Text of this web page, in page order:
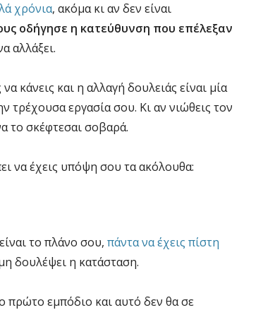
χρόνια, ακόμα κι αν δεν είναι
οδήγησε η κατεύθυνση που επέλεξαν
αλλάξει.
κάνεις και η αλλαγή δουλειάς είναι μία
τρέχουσα εργασία σου. Κι αν νιώθεις τον
το σκέφτεσαι σοβαρά.
να έχεις υπόψη σου τα ακόλουθα:
το πλάνο σου, πάντα να έχεις πίστη
δουλέψει η κατάσταση.
πρώτο εμπόδιο και αυτό δεν θα σε